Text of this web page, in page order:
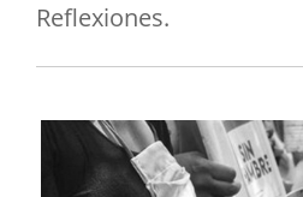
Reflexiones.